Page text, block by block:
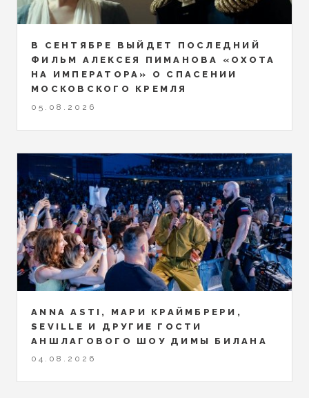
В СЕНТЯБРЕ ВЫЙДЕТ ПОСЛЕДНИЙ
ФИЛЬМ АЛЕКСЕЯ ПИМАНОВА «ОХОТА
НА ИМПЕРАТОРА» О СПАСЕНИИ
МОСКОВСКОГО КРЕМЛЯ
05.08.2026
ANNA ASTI, МАРИ КРАЙМБРЕРИ,
SEVILLE И ДРУГИЕ ГОСТИ
АНШЛАГОВОГО ШОУ ДИМЫ БИЛАНА
04.08.2026